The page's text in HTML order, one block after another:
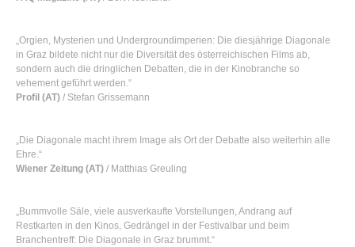
„Orgien, Mysterien und Undergroundimperien: Die diesjährige Diagonale
in Graz bildete nicht nur die Diversität des österreichischen Films ab,
sondern auch die dringlichen Debatten, die in der Kinobranche so
vehement geführt werden.“
Profil (AT) / Stefan Grissemann
„Die Diagonale macht ihrem Image als Ort der Debatte also weiterhin alle
Ehre.“
Wiener Zeitung (AT) / Matthias Greuling
„Bummvolle Säle, viele ausverkaufte Vorstellungen, Andrang auf
Restkarten in den Kinos, Gedrängel in der Festivalbar und beim
Branchentreff: Die Diagonale in Graz brummt.“